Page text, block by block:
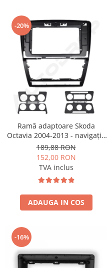
-20%
Ramă adaptoare Skoda
Octavia 2004-2013 - navigație
Android 10.1″, montaj dedicat
189,88 RON
152,00 RON
TVA inclus
ADAUGA IN COS
-16%